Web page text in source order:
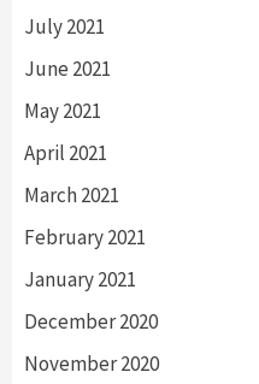
July 2021
June 2021
May 2021
April 2021
March 2021
February 2021
January 2021
December 2020
November 2020